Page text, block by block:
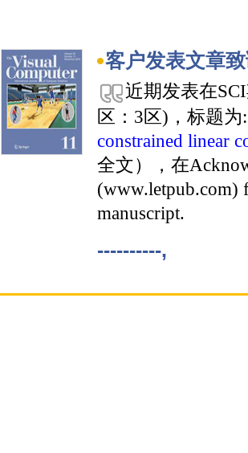
客户发表文章
近期发表在
区：3区)，标题为:
constrained linear
全文），在
(www.letpub.com)
manuscript.
----------,